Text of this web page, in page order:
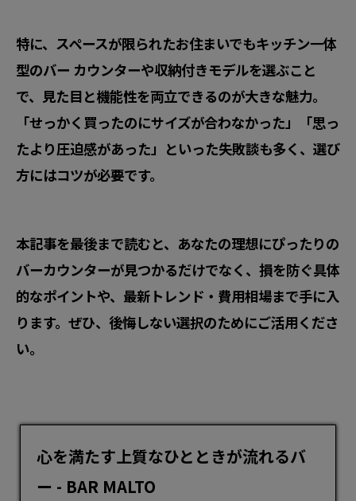
特に、スペースが限られたお住まいでもキッチン一体
型のバー カウンターや収納付きモデルを選ぶこと
で、見た目と機能性を両立できるのが大きな魅力。
「せっかく買ったのにサイズが合わなかった」「思っ
たより圧迫感があった」といった失敗談も多く、選び
方にはコツが必要です。
本記事を最後まで読むと、あなたの理想にぴったりの
バーカウンターが見つかるだけでなく、損を防ぐ具体
的なポイントや、最新トレンド・費用相場まで手に入
ります。ぜひ、後悔しない選択のためにご活用くださ
い。
心を満たす上質なひとときが流れるバ
ー - BAR MALTO